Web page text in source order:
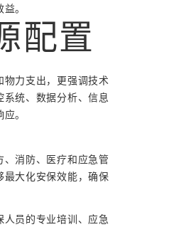
。
配置
力支出，更强调技术
统、数据分析、信息
。
消防、医疗和应急管
大化安保效能，确保
员的专业培训、应急